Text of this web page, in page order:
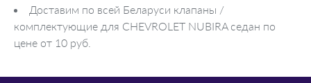
Доставим по всей Беларуси клапаны /
комплектующие для CHEVROLET NUBIRA седан по
цене от 10 руб.